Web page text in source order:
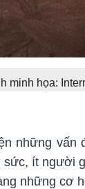
minh họa:
những vấn
sức, ít người
những cơ